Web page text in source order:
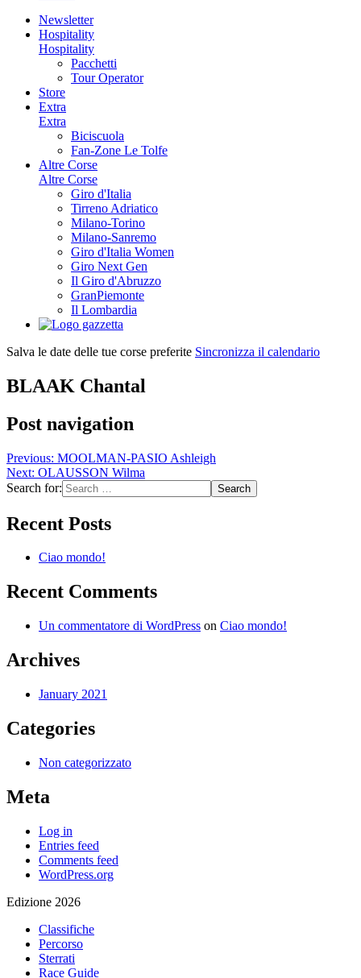
Newsletter
Hospitality
Hospitality
Pacchetti
Tour Operator
Store
Extra
Extra
Biciscuola
Fan-Zone Le Tolfe
Altre Corse
Altre Corse
Giro d'Italia
Tirreno Adriatico
Milano-Torino
Milano-Sanremo
Giro d'Italia Women
Giro Next Gen
Il Giro d'Abruzzo
GranPiemonte
Il Lombardia
Salva le date delle tue corse preferite Sincronizza il calendario
BLAAK Chantal
Post navigation
Previous: MOOLMAN-PASIO Ashleigh
Next: OLAUSSON Wilma
Search for:
Recent Posts
Ciao mondo!
Recent Comments
Un commentatore di WordPress on Ciao mondo!
Archives
January 2021
Categories
Non categorizzato
Meta
Log in
Entries feed
Comments feed
WordPress.org
Edizione 2026
Classifiche
Percorso
Sterrati
Race Guide